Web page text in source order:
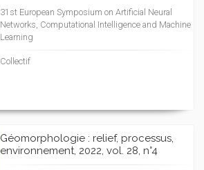
31st European Symposium on Artificial Neural
Networks, Computational Intelligence and Machine
Learning
Collectif
Géomorphologie : relief, processus,
environnement, 2022, vol. 28, n°4